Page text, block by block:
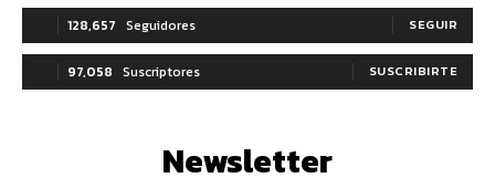
128,657 Seguidores SEGUIR
97,058 Suscriptores SUSCRIBIRTE
Newsletter